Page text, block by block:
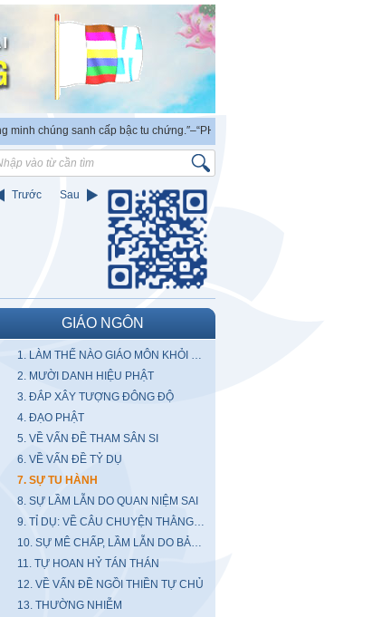
sanh cấp bậc tu chứng.″ –“PHẬT ra đời có thẩm quyền độc lập
Trước Sau
GIÁO NGÔN
1. LÀM THẾ NÀO GIÁO MÔN KHỎI BỊ DIỆT VONG
2. MƯỜI DANH HIỆU PHẬT
3. ĐẮP XÂY TƯỢNG ĐÔNG ĐỘ
4. ĐẠO PHẬT
5. VỀ VẤN ĐỀ THAM SÂN SI
6. VỀ VẤN ĐỀ TỶ DỤ
7. SỰ TU HÀNH
8. SỰ LẦM LẪN DO QUAN NIỆM SAI
9. TỈ DỤ: VỀ CÂU CHUYỆN THẰNG CHĂN TRÂU
10. SỰ MÊ CHẤP, LẦM LẪN DO BẢO THỦ CÁ TÁNH
11. TỰ HOAN HỶ TÁN THÁN
12. VỀ VẤN ĐỀ NGỒI THIỀN TỰ CHỦ
13. THƯỜNG NHIỄM